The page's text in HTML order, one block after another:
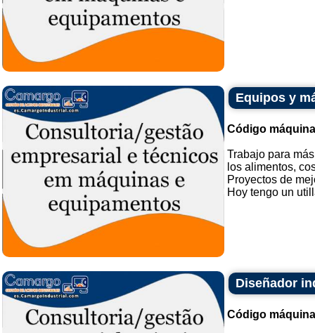
Equipos y
Código
Trabajo para
los alimentos,
Proyectos de
Hoy tengo un
Diseñador
Código